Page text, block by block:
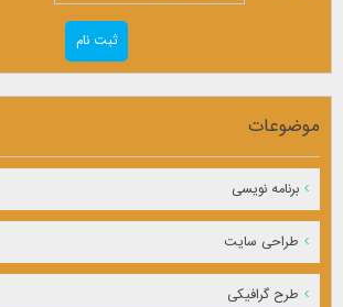
موضوعات
برنامه نویسی
طراحی سایت
طرح گرافیکی